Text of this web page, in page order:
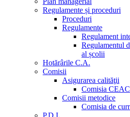
Regulamente și proceduri
Proceduri
Regulamente
Regulament
Regulamentul
al școlii
Hotărârile C.A.
Comisii
Asigurarea calităţii
Comisia CEAC
Comisii metodice
Comisia de